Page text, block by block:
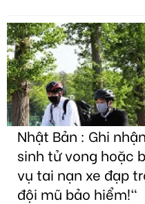
Nhật Bản : Ghi
sinh tử vong hoặc
vụ tai nạn xe đạp
đội mũ bảo hiểm!"